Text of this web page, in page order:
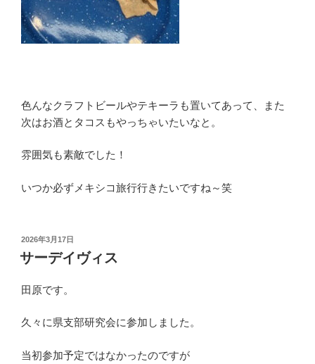
色んなクラフトビールやテキーラも置いてあって、また
次はお酒とタコスもやっちゃいたいなと。
雰囲気も素敵でした！
いつか必ずメキシコ旅行行きたいですね～笑
投
稿
日:
2026年3月17日
サーデイヴィス
田原です。
久々に県支部研究会に参加しました。
当初参加予定ではなかったのですが